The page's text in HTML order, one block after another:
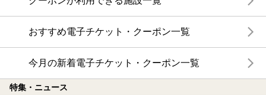
おすすめ電子チケット・クーポン一覧
今月の新着電子チケット・クーポン一覧
特集・ニュース